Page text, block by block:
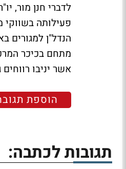
לדברי חנן מור,
פעילותה בשווקי
הנדל"ן
מתחם בכיכר
אשר יניבו
הוספת
תגובות לכתבה: